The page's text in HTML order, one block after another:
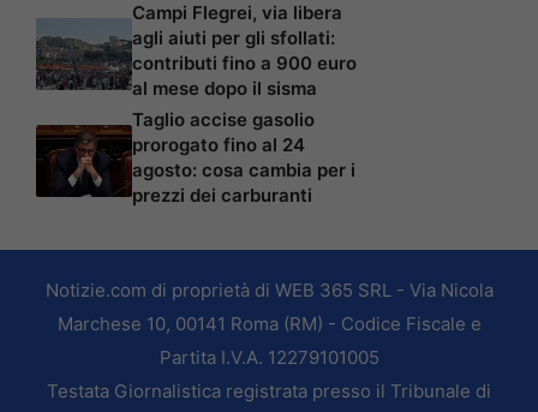
Campi Flegrei, via libera
agli aiuti per gli sfollati:
contributi fino a 900 euro
al mese dopo il sisma
Taglio accise gasolio
prorogato fino al 24
agosto: cosa cambia per i
prezzi dei carburanti
Notizie.com di proprietà di WEB 365 SRL - Via Nicola
Marchese 10, 00141 Roma (RM) - Codice Fiscale e
Partita I.V.A. 12279101005
Testata Giornalistica registrata presso il Tribunale di